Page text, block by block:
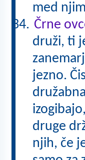
med
Črne
druži, ti
jezno.
druge
njih, če